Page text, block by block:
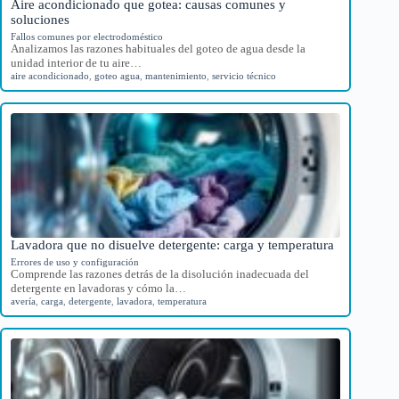
Aire acondicionado que gotea: causas comunes y
soluciones
Fallos comunes por electrodoméstico
Analizamos las razones habituales del goteo de agua desde la
unidad interior de tu aire…
aire acondicionado goteo agua mantenimiento servicio técnico
Lavadora que no disuelve detergente: carga y temperatura
Errores de uso y configuración
Comprende las razones detrás de la disolución inadecuada del
detergente en lavadoras y cómo la…
avería carga detergente lavadora temperatura